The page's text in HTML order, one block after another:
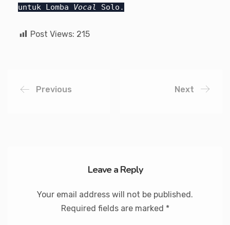
untuk Lomba Vocal Solo.
Post Views: 215
Previous Next
Leave a Reply
Your email address will not be published.
Required fields are marked *